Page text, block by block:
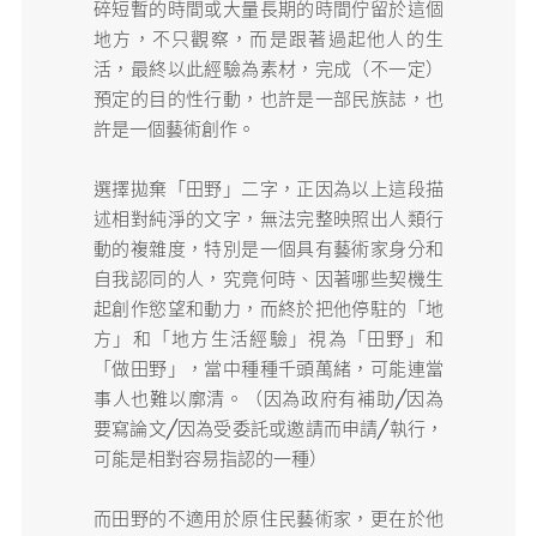
碎短暫的時間或大量長期的時間佇留於這個
地方，不只觀察，而是跟著過起他人的生
活，最終以此經驗為素材，完成（不一定）
預定的目的性行動，也許是一部民族誌，也
許是一個藝術創作。
選擇拋棄「田野」二字，正因為以上這段描
述相對純淨的文字，無法完整映照出人類行
動的複雜度，特別是一個具有藝術家身分和
自我認同的人，究竟何時、因著哪些契機生
起創作慾望和動力，而終於把他停駐的「地
方」和「地方生活經驗」視為「田野」和
「做田野」，當中種種千頭萬緒，可能連當
事人也難以廓清。（因為政府有補助╱因為
要寫論文╱因為受委託或邀請而申請╱執行，
可能是相對容易指認的一種）
而田野的不適用於原住民藝術家，更在於他